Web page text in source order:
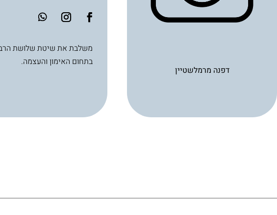
בתחום האימון והעצמה.
דפנה מרמלשטיין